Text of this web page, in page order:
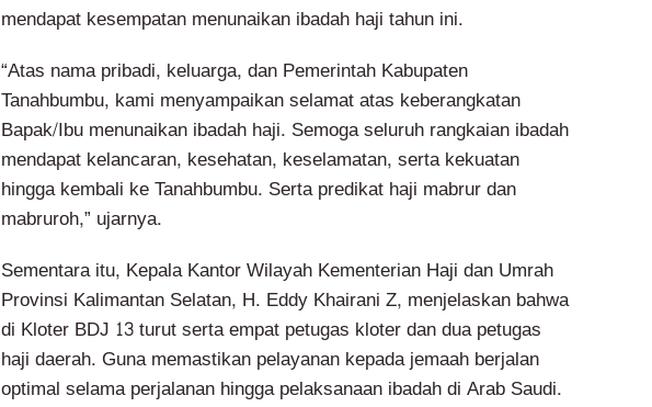
mendapat kesempatan menunaikan ibadah haji tahun ini.
“Atas nama pribadi, keluarga, dan Pemerintah Kabupaten
Tanahbumbu, kami menyampaikan selamat atas keberangkatan
Bapak/Ibu menunaikan ibadah haji. Semoga seluruh rangkaian ibadah
mendapat kelancaran, kesehatan, keselamatan, serta kekuatan
hingga kembali ke Tanahbumbu. Serta predikat haji mabrur dan
mabruroh,” ujarnya.
Sementara itu, Kepala Kantor Wilayah Kementerian Haji dan Umrah
Provinsi Kalimantan Selatan, H. Eddy Khairani Z, menjelaskan bahwa
di Kloter BDJ 13 turut serta empat petugas kloter dan dua petugas
haji daerah. Guna memastikan pelayanan kepada jemaah berjalan
optimal selama perjalanan hingga pelaksanaan ibadah di Arab Saudi.